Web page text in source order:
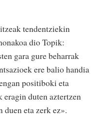
tendentziekin
dio Topik:
gara gure beharrak
ere balio handia
positiboki eta
duten aztertzen
duen eta zerk ez».